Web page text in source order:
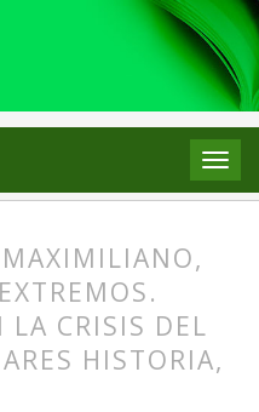
Música popular, identidad
LA CRISIS DEL
HISTORIA,